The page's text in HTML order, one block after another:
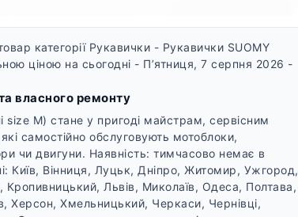
категорії Рукавички - Рукавички SUOMY
ціною на сьогодні - П’ятниця, 7 серпня 2026 -
власного ремонту
size M) стане у пригоді майстрам, сервісним
самостійно обслуговують мотоблоки,
чи двигуни. Наявність: тимчасово немає в
Київ, Вінниця, Луцьк, Дніпро, Житомир, Ужгород,
Кропивницький, Львів, Миколаїв, Одеса, Полтава,
Херсон, Хмельницький, Черкаси, Чернівці,